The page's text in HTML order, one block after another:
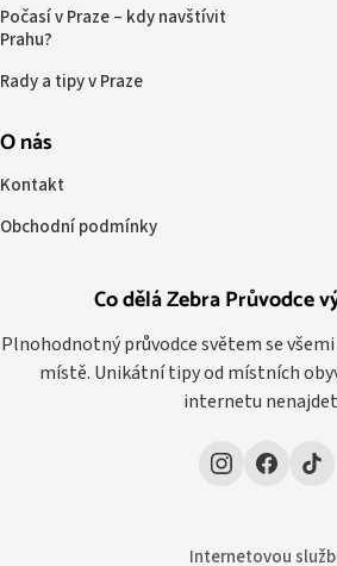
Co dělá Zebra Průvodce
Plnohodnotný průvodce světem se
místě. Unikátní tipy od místních
internetu
Počasí v Praze – kdy navštívit
Prahu?
Rady a tipy v Praze
O nás
Kontakt
Obchodní podmínky
Internetovou